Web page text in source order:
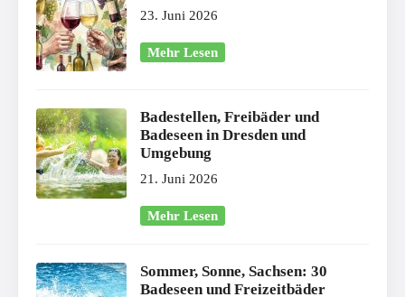
23. Juni 2026
Mehr Lesen
Badestellen, Freibäder und
Badeseen in Dresden und
Umgebung
21. Juni 2026
Mehr Lesen
Sommer, Sonne, Sachsen: 30
Badeseen und Freizeitbäder